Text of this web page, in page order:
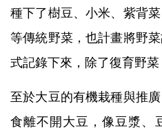
種下了樹豆、小米、紫背
等傳統野菜，也計畫將野
式記錄下來，除了復育野菜
至於大豆的有機栽種與推
食離不開大豆，像豆漿、